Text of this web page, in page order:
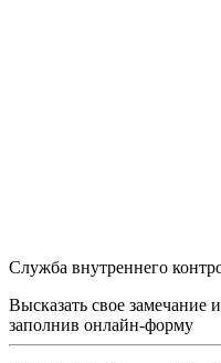
Служба внутреннего
Высказать свое
заполнив онлайн-форму